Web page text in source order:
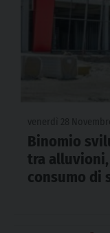
Binomio
tra
consumo di